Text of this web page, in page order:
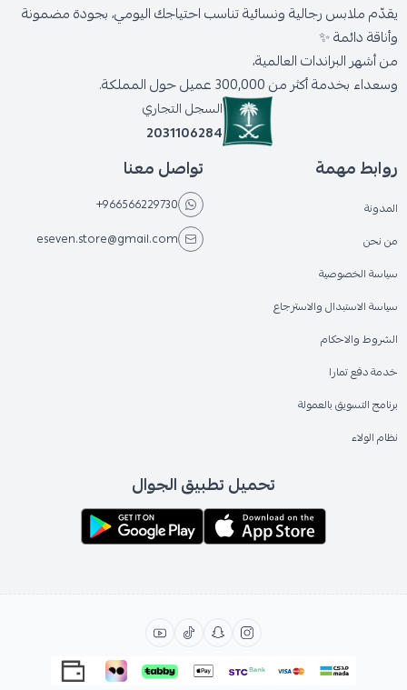
يقدّم ملابس رجالية ونسائية تناسب احتياجك اليومي، بجودة مضمونة
وأناقة دائمة ✨
من أشهر البراندات العالمية،
وسعداء بخدمة أكثر من 300,000 عميل حول المملكة.
السجل التجاري
2031106284
روابط مهمة
المدونة
من نحن
سياسة الخصوصية
سياسة الاستبدال والاسترجاع
الشروط والاحكام
خدمة دفع تمارا
برنامج التسويق بالعمولة
نظام الولاء
تواصل معنا
+966566229730
eseven.store@gmail.com
تحميل تطبيق الجوال